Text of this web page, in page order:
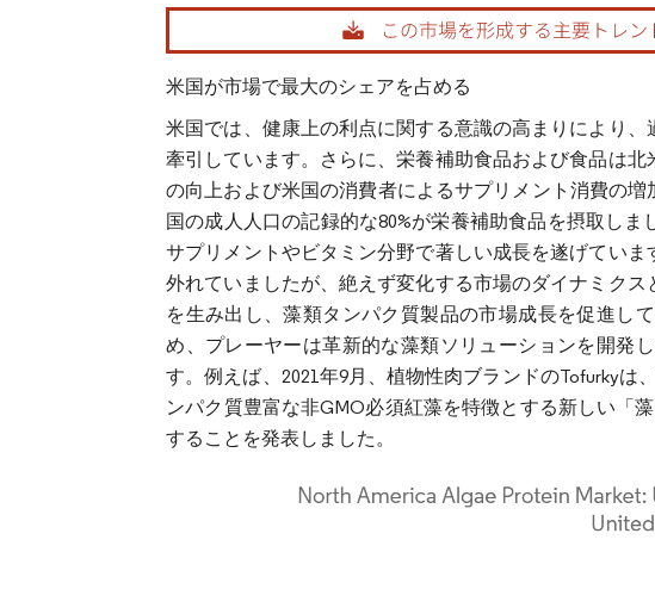
画像 © Mordor Intelligence。再利用にはCC BY 4.0の表示が必要です。
米国が市場で最大のシェアを占める
米国では、健康上の利点に関する意識の高まりにより
牽引しています。さらに、栄養補助食品および食品は
の向上および米国の消費者によるサプリメント消費の
国の成人人口の記録的な80%が栄養補助食品を摂取し
サプリメントやビタミン分野で著しい成長を遂げてい
外れていましたが、絶えず変化する市場のダイナミク
を生み出し、藻類タンパク質製品の市場成長を促進し
め、プレーヤーは革新的な藻類ソリューションを開発
す。例えば、2021年9月、植物性肉ブランドのTofurkyは
ンパク質豊富な非GMO必須紅藻を特徴とする新しい「
することを発表しました。